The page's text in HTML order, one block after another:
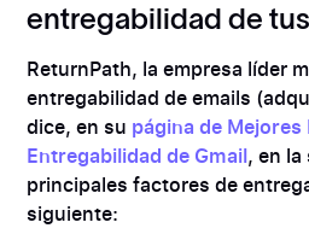
entregabilidad de
ReturnPath, la empresa líder
entregabilidad de emails
dice, en su página de
Entregabilidad de Gmail, en
principales factores de
siguiente: